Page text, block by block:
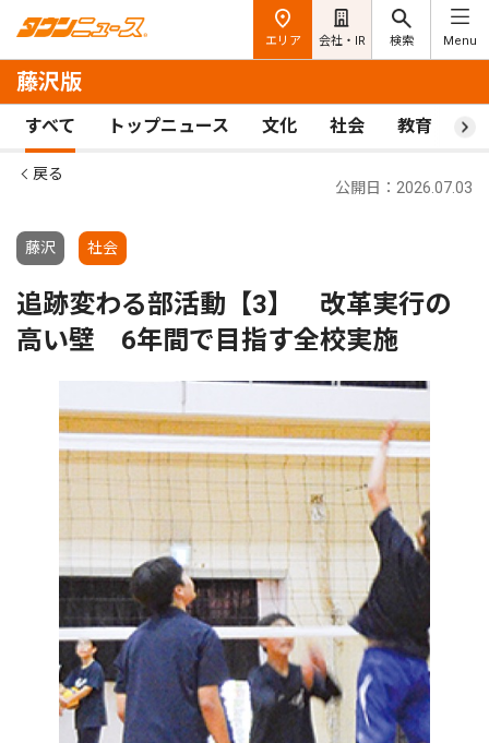
エリア 会社・IR 検索 Menu
藤沢版
すべて トップニュース 文化 社会 教育 ス
戻る
藤沢 社会
公開日：2026.07.03
追跡変わる部活動【3】 改革実行の
高い壁 6年間で目指す全校実施